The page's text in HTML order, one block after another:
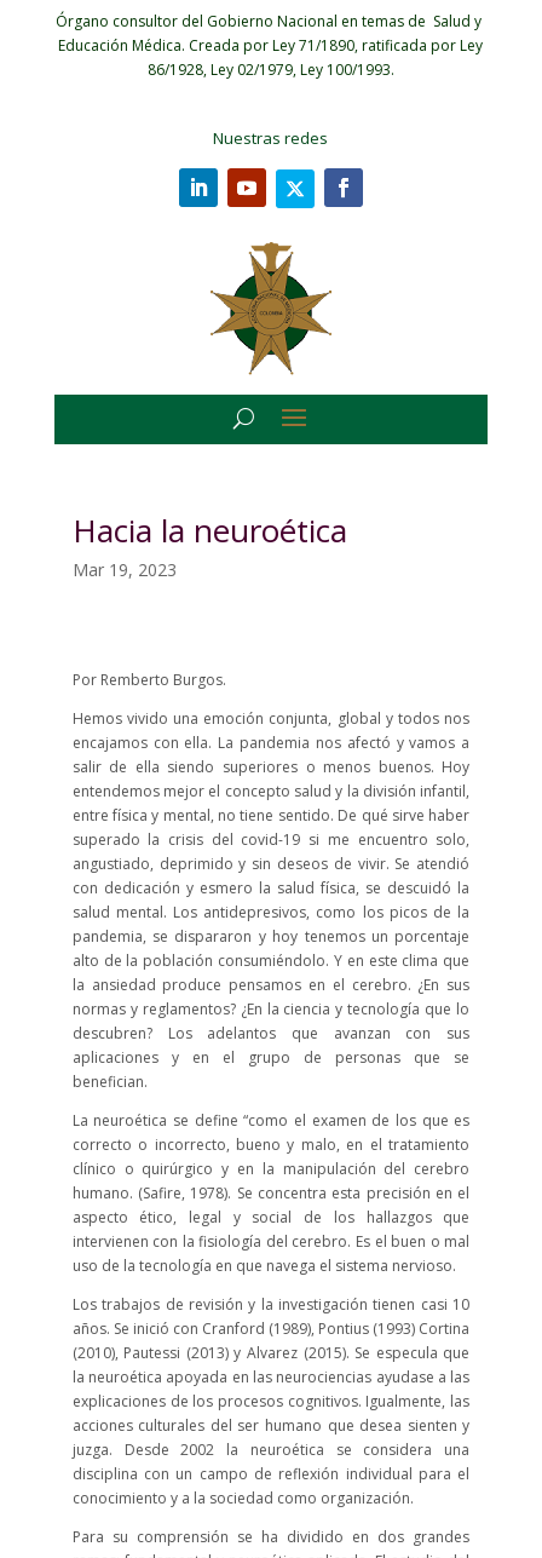
Órgano consultor del Gobierno Nacional en temas de Salud y
Educación Médica. Creada por Ley 71/1890, ratificada por Ley
86/1928, Ley 02/1979, Ley 100/1993.
Nuestras redes
Hacia la neuroética
Mar 19, 2023
Por Remberto Burgos.
Hemos vivido una emoción conjunta, global y todos nos
encajamos con ella. La pandemia nos afectó y vamos a
salir de ella siendo superiores o menos buenos. Hoy
entendemos mejor el concepto salud y la división infantil,
entre física y mental, no tiene sentido. De qué sirve haber
superado la crisis del covid-19 si me encuentro solo,
angustiado, deprimido y sin deseos de vivir. Se atendió
con dedicación y esmero la salud física, se descuidó la
salud mental. Los antidepresivos, como los picos de la
pandemia, se dispararon y hoy tenemos un porcentaje
alto de la población consumiéndolo. Y en este clima que
la ansiedad produce pensamos en el cerebro. ¿En sus
normas y reglamentos? ¿En la ciencia y tecnología que lo
descubren? Los adelantos que avanzan con sus
aplicaciones y en el grupo de personas que se
benefician.
La neuroética se define “como el examen de los que es
correcto o incorrecto, bueno y malo, en el tratamiento
clínico o quirúrgico y en la manipulación del cerebro
humano. (Safire, 1978). Se concentra esta precisión en el
aspecto ético, legal y social de los hallazgos que
intervienen con la fisiología del cerebro. Es el buen o mal
uso de la tecnología en que navega el sistema nervioso.
Los trabajos de revisión y la investigación tienen casi 10
años. Se inició con Cranford (1989), Pontius (1993) Cortina
(2010), Pautessi (2013) y Alvarez (2015). Se especula que
la neuroética apoyada en las neurociencias ayudase a las
explicaciones de los procesos cognitivos. Igualmente, las
acciones culturales del ser humano que desea sienten y
juzga. Desde 2002 la neuroética se considera una
disciplina con un campo de reflexión individual para el
conocimiento y a la sociedad como organización.
Para su comprensión se ha dividido en dos grandes